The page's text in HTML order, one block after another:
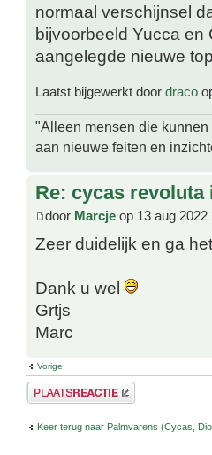
normaal verschijnsel
bijvoorbeeld Yucca en
aangelegde nieuwe
Laatst bijgewerkt door draco
"Alleen mensen die
aan nieuwe feiten en
Re: cycas revoluta
door Marcje op 13 aug 2022
Zeer duidelijk en ga
Dank u wel
Grtjs
Marc
Vorige
Plaats een reactie
Keer terug naar Palmvarens (Cycas,